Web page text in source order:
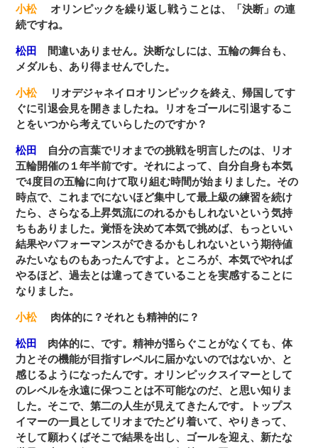
小松オリンピックを繰り返し戦うことは、「決断」の連
続ですね。
松田
間違いありません。決断なしには、五輪の舞台も、
メダルも、あり得ませんでした。
小松リオデジャネイロオリンピックを終え、帰国してす
ぐに引退会見を開きましたね。リオをゴールに引退するこ
とをいつから考えていらしたのですか？
松田
自分の言葉でリオまでの挑戦を明言したのは、リオ
五輪開催の１年半前です。それによって、自分自身も本気
で4度目の五輪に向けて取り組む時間が始まりました。その
時点で、これまでにないほど集中して最上級の練習を続け
たら、さらなる上昇気流にのれるかもしれないという気持
ちもありました。覚悟を決めて本気で挑めば、もっといい
結果やパフォーマンスができるかもしれないという期待値
みたいなものもあったんですよ。ところが、本気でやれば
やるほど、過去とは違ってきていることを実感することに
なりました。
小松肉体的に？それとも精神的に？
松田
肉体的に、です。精神が揺らぐことがなくても、体
力とその機能が目指すレベルに届かないのではないか、と
感じるようになったんです。オリンピックスイマーとして
のレベルを永遠に保つことは不可能なのだ、と思い知りま
した。そこで、第二の人生が見えてきたんです。トップス
イマーの一員としてリオまでたどり着いて、やりきって、
そして願わくばそこで結果を出し、ゴールを迎え、新たな